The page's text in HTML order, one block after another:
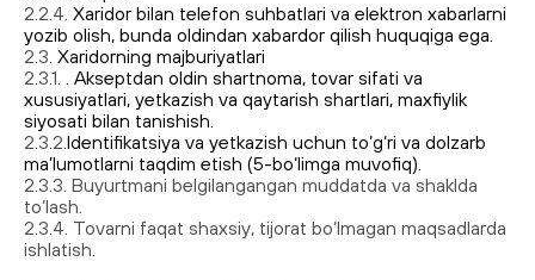
2.2.4. Xaridor bilan telefon suhbatlari va elektron xabarlarni
yozib olish, bunda oldindan xabardor qilish huquqiga ega.
2.3. Xaridorning majburiyatlari
2.3.1. . Akseptdan oldin shartnoma, tovar sifati va
xususiyatlari, yetkazish va qaytarish shartlari, maxfiylik
siyosati bilan tanishish.
2.3.2. Identifikatsiya va yetkazish uchun to‘g‘ri va dolzarb
ma’lumotlarni taqdim etish (5-bo‘limga muvofiq).
2.3.3. Buyurtmani belgilangangan muddatda va shaklda
to‘lash.
2.3.4. Tovarni faqat shaxsiy, tijorat bo‘lmagan maqsadlarda
ishlatish.